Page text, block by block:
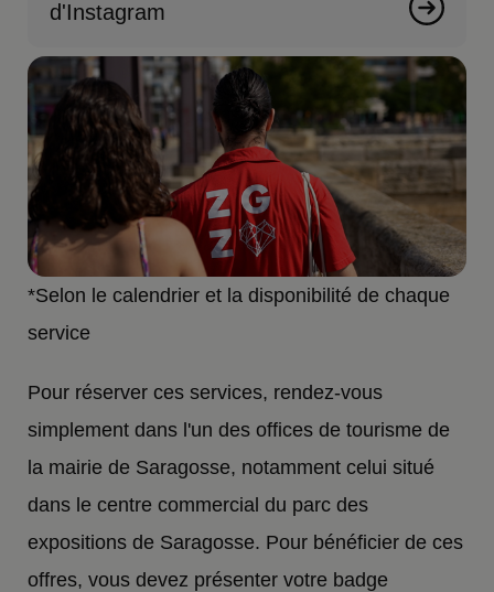
d'Instagram
*Selon le calendrier et la disponibilité de chaque
service
Pour réserver ces services, rendez-vous
simplement dans l'un des offices de tourisme de
la mairie de Saragosse, notamment celui situé
dans le centre commercial du parc des
expositions de Saragosse. Pour bénéficier de ces
offres, vous devez présenter votre badge